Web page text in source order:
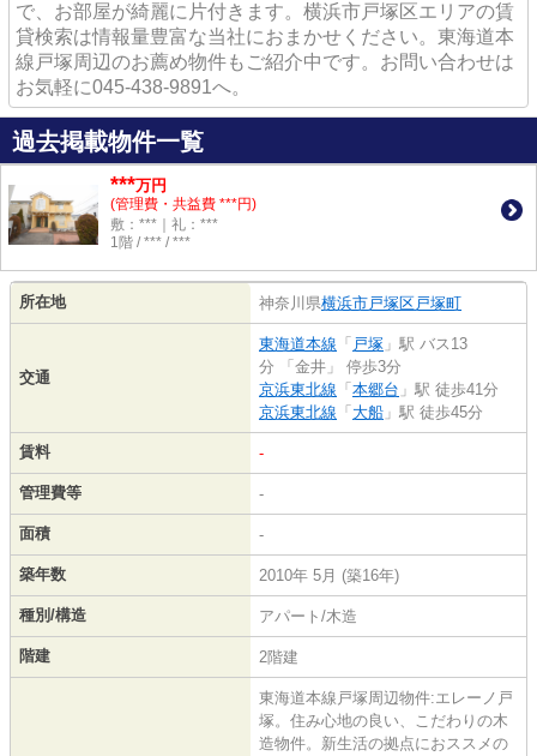
で、お部屋が綺麗に片付きます。横浜市戸塚区エリアの賃
貸検索は情報量豊富な当社におまかせください。東海道本
線戸塚周辺のお薦め物件もご紹介中です。お問い合わせは
お気軽に045-438-9891へ。
過去掲載物件一覧
***万円
(管理費・共益費 ***円)
敷：***｜礼：***
1階 / *** / ***
所在地 神奈川県横浜市戸塚区戸塚町
交通
東海道本線 「 戸塚 」駅 バス13
分 「金井」 停歩3分
京浜東北線 「 本郷台 」駅 徒歩41分
京浜東北線 「 大船 」駅 徒歩45分
賃料 -
管理費等 -
面積 -
築年数 2010年 5月 (築16年)
種別/構造 アパート/木造
階建 2階建
東海道本線戸塚周辺物件:エレーノ戸
塚。住み心地の良い、こだわりの木
造物件。新生活の拠点におススメの